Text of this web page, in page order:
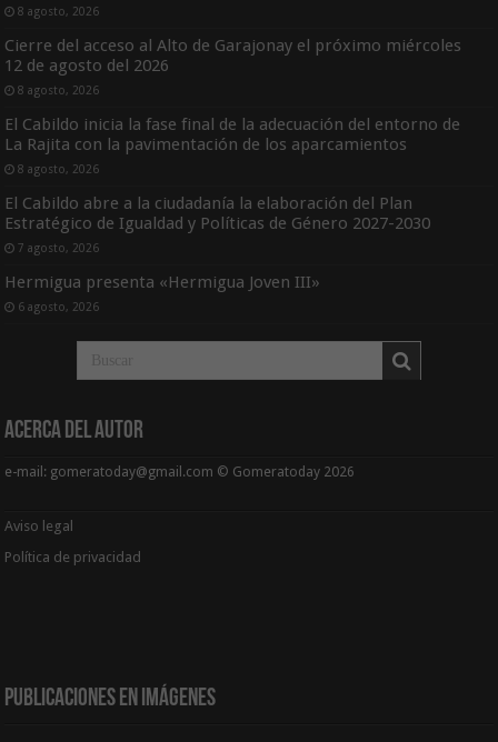
8 agosto, 2026
Cierre del acceso al Alto de Garajonay el próximo miércoles
12 de agosto del 2026
8 agosto, 2026
El Cabildo inicia la fase final de la adecuación del entorno de
La Rajita con la pavimentación de los aparcamientos
8 agosto, 2026
El Cabildo abre a la ciudadanía la elaboración del Plan
Estratégico de Igualdad y Políticas de Género 2027-2030
7 agosto, 2026
Hermigua presenta «Hermigua Joven III»
6 agosto, 2026
Acerca del Autor
e-mail: gomeratoday@gmail.com © Gomeratoday 2026
Aviso legal
Política de privacidad
Publicaciones en Imágenes